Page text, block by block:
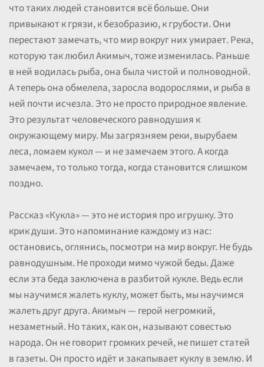
что таких людей становится всё больше. Они
привыкают к грязи, к безобразию, к грубости. Они
перестают замечать, что мир вокруг них умирает. Река,
которую так любил Акимыч, тоже изменилась. Раньше
в ней водилась рыба, она была чистой и полноводной.
А теперь она обмелела, заросла водорослями, и рыба в
ней почти исчезла. Это не просто природное явление.
Это результат человеческого равнодушия к
окружающему миру. Мы загрязняем реки, вырубаем
леса, ломаем кукол — и не замечаем этого. А когда
замечаем, то только тогда, когда становится слишком
поздно.
Рассказ «Кукла» — это не история про игрушку. Это
крик души. Это напоминание каждому из нас:
остановись, оглянись, посмотри на мир вокруг. Не будь
равнодушным. Не проходи мимо чужой беды. Даже
если эта беда заключена в разбитой кукле. Ведь если
мы научимся жалеть куклу, может быть, мы научимся
жалеть друг друга. Акимыч — герой негромкий,
незаметный. Но таких, как он, называют совестью
народа. Он не говорит громких речей, не пишет статей
в газеты. Он просто идёт и закапывает куклу в землю. И